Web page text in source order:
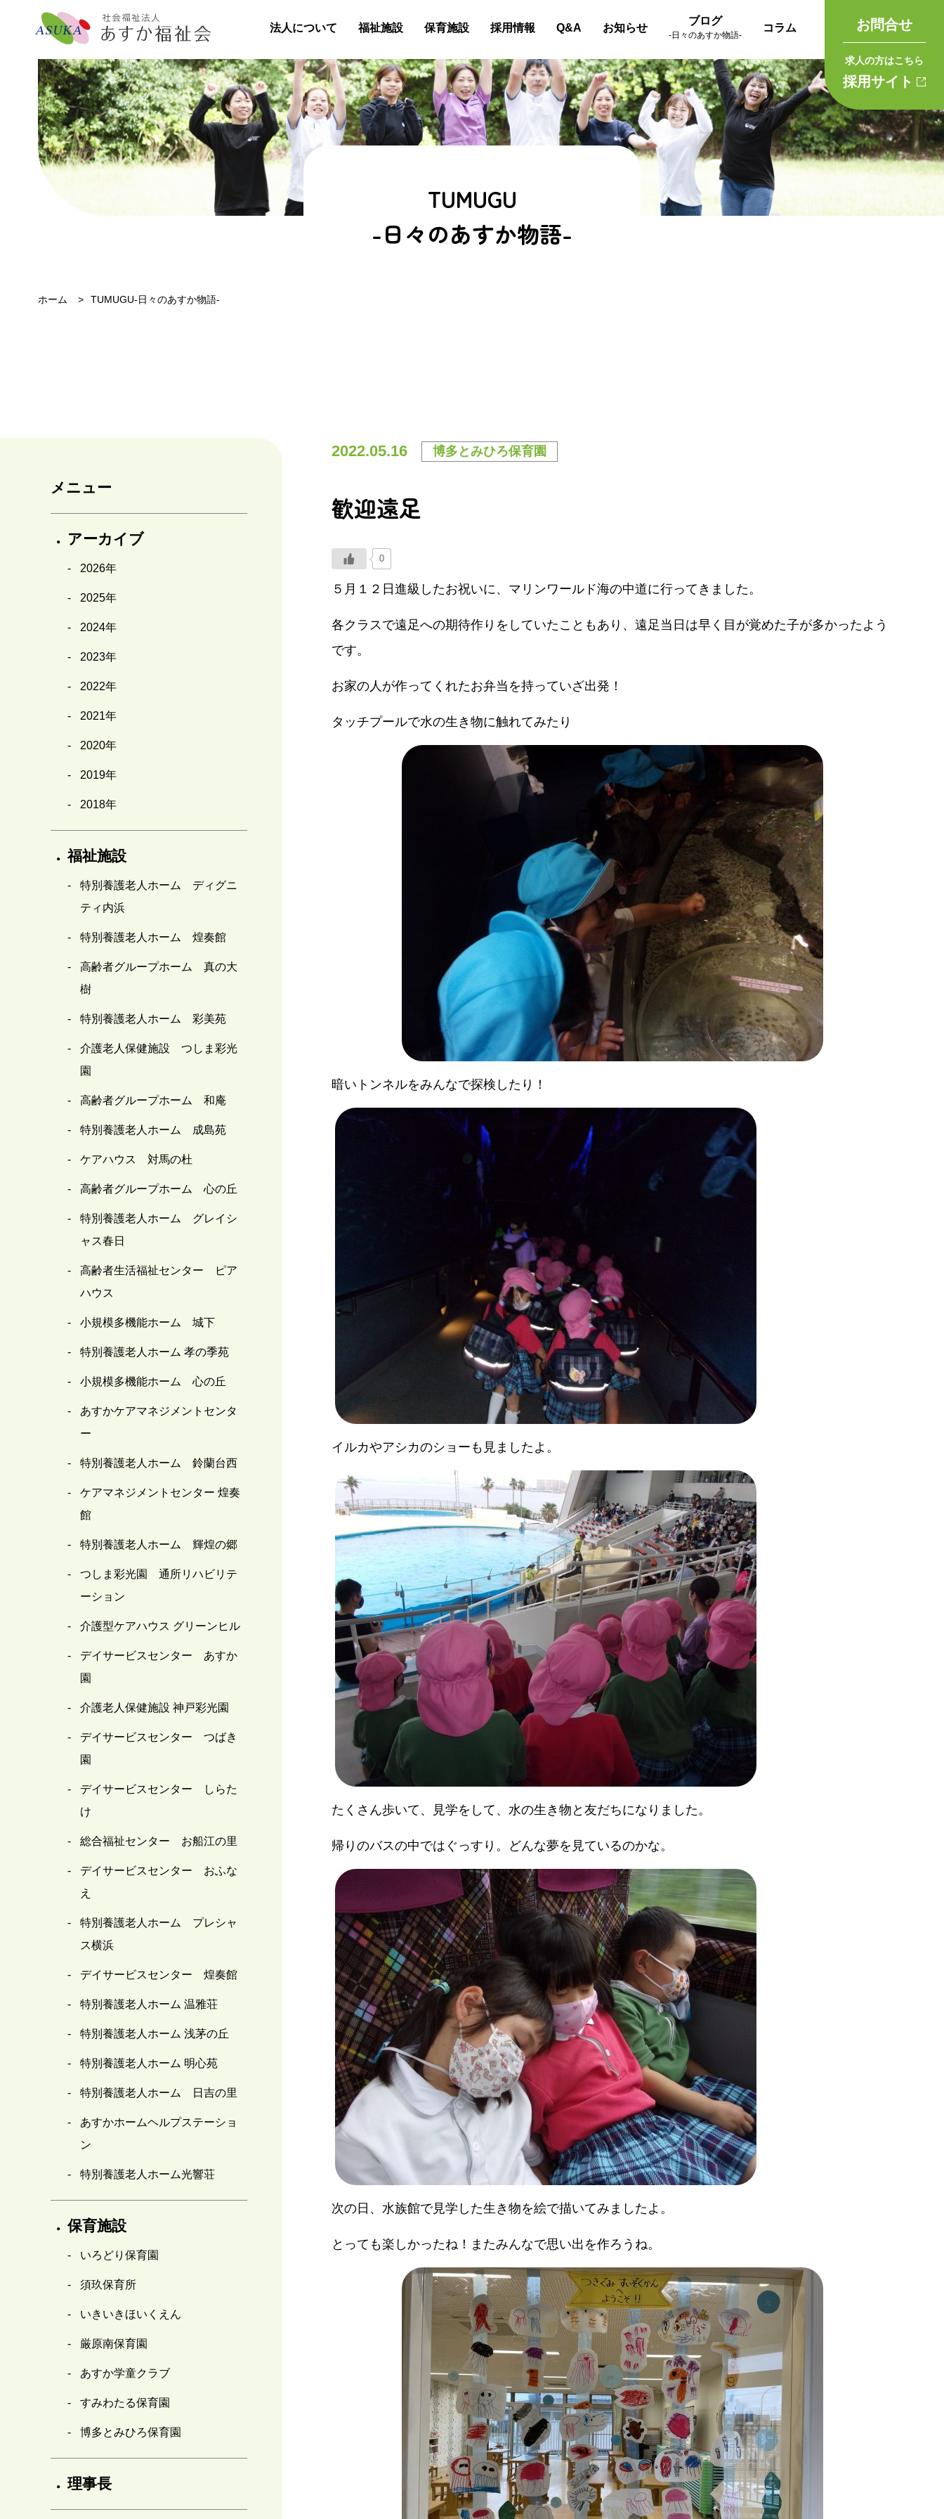
法人について 福祉施設 保育施設 採用情報 Q&A お知らせ
ブログ
-日々のあすか物語-
コラム お問合せ
求人の方はこちら
採用サイト
TUMUGU
-日々のあすか物語-
ホーム TUMUGU-日々のあすか物語-
メニュー
アーカイブ
2026年
2025年
2024年
2023年
2022年
2021年
2020年
2019年
2018年
福祉施設
特別養護老人ホーム ディグニ
ティ内浜
特別養護老人ホーム 煌奏館
高齢者グループホーム 真の大
樹
特別養護老人ホーム 彩美苑
介護老人保健施設 つしま彩光
園
高齢者グループホーム 和庵
特別養護老人ホーム 成島苑
ケアハウス 対馬の杜
高齢者グループホーム 心の丘
特別養護老人ホーム グレイシ
ャス春日
高齢者生活福祉センター ピア
ハウス
小規模多機能ホーム 城下
特別養護老人ホーム 孝の季苑
小規模多機能ホーム 心の丘
あすかケアマネジメントセンタ
ー
特別養護老人ホーム 鈴蘭台西
ケアマネジメントセンター 煌奏
館
特別養護老人ホーム 輝煌の郷
つしま彩光園 通所リハビリテ
ーション
介護型ケアハウス グリーンヒル
デイサービスセンター あすか
園
介護老人保健施設 神戸彩光園
デイサービスセンター つばき
園
デイサービスセンター しらた
け
総合福祉センター お船江の里
デイサービスセンター おふな
え
特別養護老人ホーム プレシャ
ス横浜
デイサービスセンター 煌奏館
特別養護老人ホーム 温雅荘
特別養護老人ホーム 浅茅の丘
特別養護老人ホーム 明心苑
特別養護老人ホーム 日吉の里
あすかホームヘルプステーショ
ン
特別養護老人ホーム光響荘
保育施設
いろどり保育園
須玖保育所
いきいきほいくえん
厳原南保育園
あすか学童クラブ
すみわたる保育園
博多とみひろ保育園
理事長
2022.05.16 博多とみひろ保育園
歓迎遠足
0
５月１２日進級したお祝いに、マリンワールド海の中道に行ってきました。
各クラスで遠足への期待作りをしていたこともあり、遠足当日は早く目が覚めた子が多かったよう
です。
お家の人が作ってくれたお弁当を持っていざ出発！
タッチプールで水の生き物に触れてみたり
暗いトンネルをみんなで探検したり！
イルカやアシカのショーも見ましたよ。
たくさん歩いて、見学をして、水の生き物と友だちになりました。
帰りのバスの中ではぐっすり。どんな夢を見ているのかな。
次の日、水族館で見学した生き物を絵で描いてみましたよ。
とっても楽しかったね！またみんなで思い出を作ろうね。